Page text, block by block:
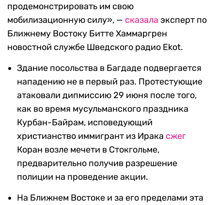
продемонстрировать им свою
мобилизационную силу», — сказала эксперт по
Ближнему Востоку Битте Хаммаргрен
новостной службе Шведского радио Ekot.
Здание посольства в Багдаде подвергается
нападению не в первый раз. Протестующие
атаковали дипмиссию 29 июня после того,
как во время мусульманского праздника
Курбан-Байрам, исповедующий
христианство иммигрант из Ирака сжег
Коран возле мечети в Стокгольме,
предварительно получив разрешение
полиции на проведение акции.
На Ближнем Востоке и за его пределами эта